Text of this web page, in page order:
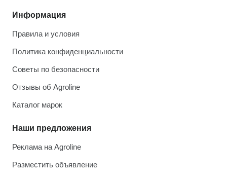
Информация
Правила и условия
Политика конфиденциальности
Советы по безопасности
Отзывы об Agroline
Каталог марок
Наши предложения
Реклама на Agroline
Разместить объявление